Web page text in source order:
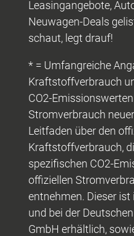
Leasingangebote,
Neuwagen-Deals
schaut, legt drauf!
* = Umfangreiche
Kraftstoffverbrauch
CO2-
Stromverbrauch
Leitfaden über den
Kraftstoffverbrauch,
spezifischen CO2-
offiziellen
entnehmen. Dieser
und bei der
GmbH erhältlich,